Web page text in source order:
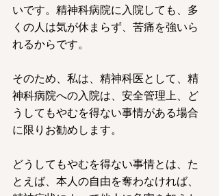
いです。精神科病院に入院しても、多
くの人は気が休まらず、苦痛を強いら
れるからです。
そのため、私は、精神科医として、精
神科病院への入院は、安全管理上、ど
うしてもやむを得ない事情がある場合
に限りお勧めします。
どうしてもやむを得ない事情とは、た
とえば、本人の自由を奪わなければ、